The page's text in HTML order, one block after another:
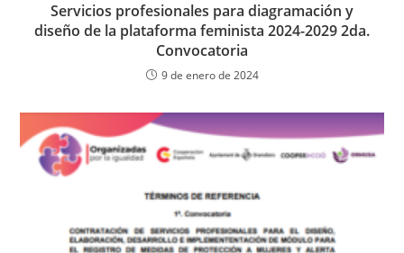
Servicios profesionales para diagramación y
diseño de la plataforma feminista 2024-2029 2da.
Convocatoria
9 de enero de 2024